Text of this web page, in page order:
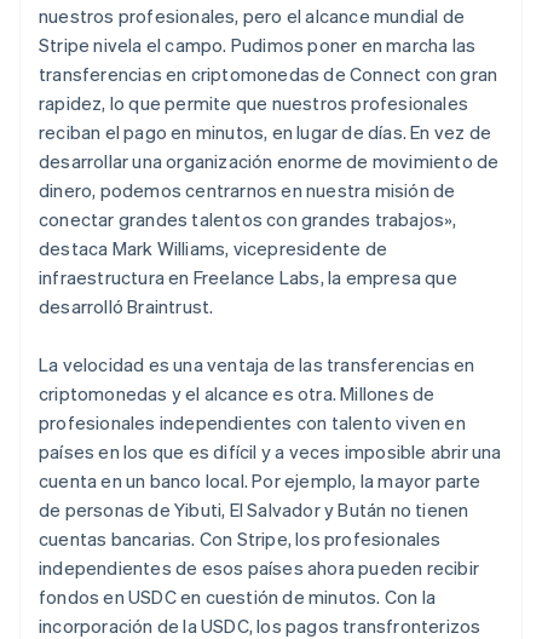
nuestros profesionales, pero el alcance mundial de
Stripe nivela el campo. Pudimos poner en marcha las
transferencias en criptomonedas de Connect con gran
rapidez, lo que permite que nuestros profesionales
reciban el pago en minutos, en lugar de días. En vez de
desarrollar una organización enorme de movimiento de
dinero, podemos centrarnos en nuestra misión de
conectar grandes talentos con grandes trabajos»,
destaca Mark Williams, vicepresidente de
infraestructura en Freelance Labs, la empresa que
desarrolló Braintrust.
La velocidad es una ventaja de las transferencias en
criptomonedas y el alcance es otra. Millones de
profesionales independientes con talento viven en
países en los que es difícil y a veces imposible abrir una
cuenta en un banco local. Por ejemplo, la mayor parte
de personas de Yibuti, El Salvador y Bután no tienen
cuentas bancarias. Con Stripe, los profesionales
independientes de esos países ahora pueden recibir
fondos en USDC en cuestión de minutos. Con la
incorporación de la USDC, los pagos transfronterizos
Alemania
DeutschEnglish
Australia
English
Austria
Deutsch English
Bélgica
NederlandsFrançaisDeutschEnglish
Brasil
PortuguêsEnglish